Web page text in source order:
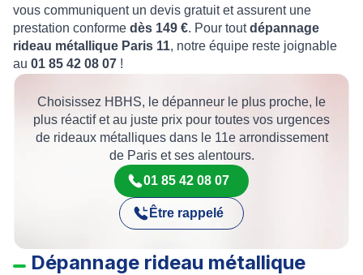
vous communiquent un devis gratuit et assurent une
prestation conforme dès 149 €. Pour toutdépannage
rideau métallique Paris 11, notre équipe reste joignable
au 01 85 42 08 07 !
Choisissez HBHS, le dépanneur le plus proche, le
plus réactif et au juste prix pour toutes vos urgences
de rideaux métalliques dans le 11e arrondissement
de Paris et ses alentours.
01 85 42 08 07
Être rappelé
Dépannage rideau métallique